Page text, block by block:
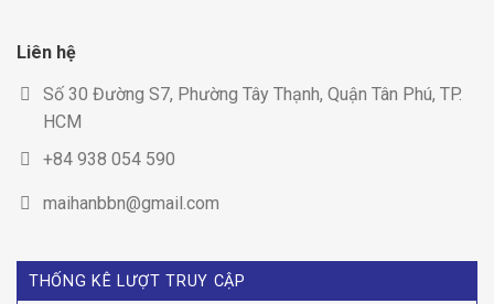
Liên hệ
Số 30 Đường S7, Phường Tây Thạnh, Quận Tân Phú, TP.
HCM
+84 938 054 590
maihanbbn@gmail.com
THỐNG KÊ LƯỢT TRUY CẬP